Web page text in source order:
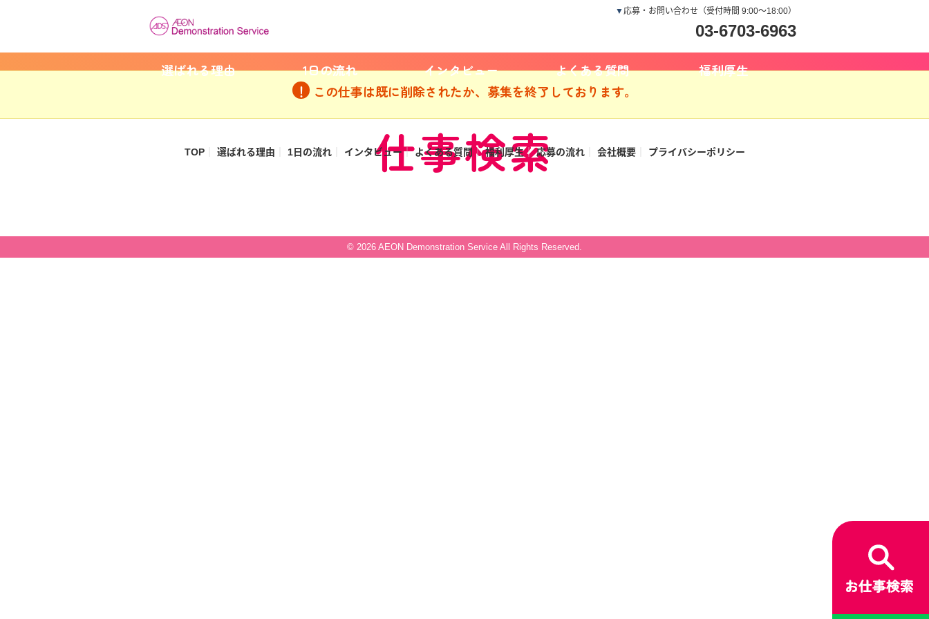
▼応募・お問い合わせ（受付時間 9:00～18:00）
03-6703-6963
選ばれる理由 1日の流れ インタビュー よくある質問 福利厚生
仕事検索
この仕事は既に削除されたか、募集を終了しております。
TOP 選ばれる理由 1日の流れ インタビュー よくある質問 福利厚生 応募の流れ 会社概要 プライバシーポリシー
© 2026 AEON Demonstration Service All Rights Reserved.